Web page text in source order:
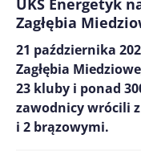
UKS Energetyk
Zagłębia
21 października
Zagłębia
23 kluby i ponad
zawodnicy wrócili
i 2 brązowymi.